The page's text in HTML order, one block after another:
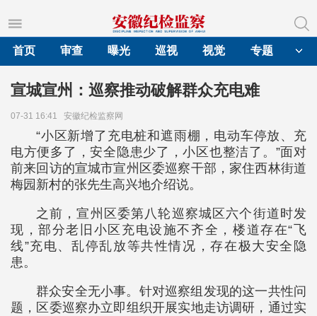
首页
审查 曝光 巡视 视觉 专题
宣城宣州：巡察推动破解群众充电难
07-31 16:41 安徽纪检监察网
“小区新增了充电桩和遮雨棚，电动车停放、充
电方便多了，安全隐患少了，小区也整洁了。”面对
前来回访的宣城市宣州区委巡察干部，家住西林街道
梅园新村的张先生高兴地介绍说。
之前，宣州区委第八轮巡察城区六个街道时发
现，部分老旧小区充电设施不齐全，楼道存在“飞
线”充电、乱停乱放等共性情况，存在极大安全隐
患。
群众安全无小事。针对巡察组发现的这一共性问
题，区委巡察办立即组织开展实地走访调研，通过实